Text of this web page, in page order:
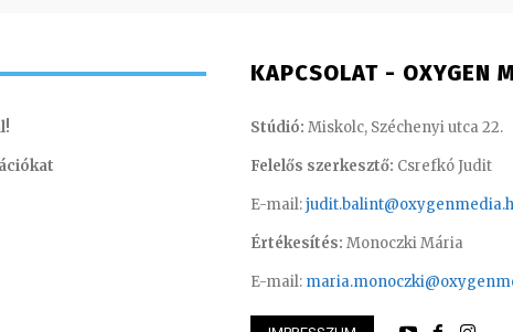
KAPCSOLAT - OXYGEN
Stúdió: Miskolc, Széchenyi utca 22.
Felelős szerkesztő: Csrefkó Judit
E-mail:
Értékesítés: Monoczki Mária
E-mail: